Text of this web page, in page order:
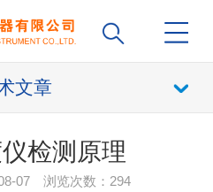
文章
检测原理
07 浏览次数： 294